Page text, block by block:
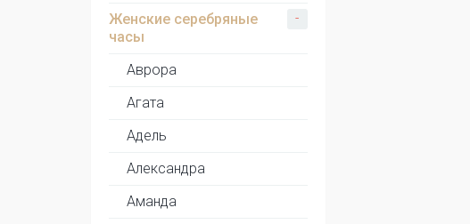
Женские серебряные
часы
-
Аврора
Агата
Адель
Александра
Аманда